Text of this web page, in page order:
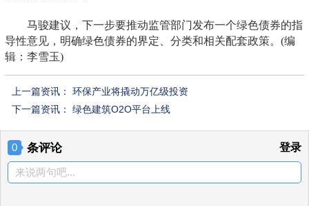
马骏建议，下一步要推动监管部门发布一个绿色债券的指
导性意见，明确绿色债券的界定、分类和相关配套政策。(编
辑：李雪玉)
上一篇资讯： 环保产业将撬动万亿级投资
下一篇资讯： 绿色建筑O2O平台上线
0 条评论 登录
来说两句吧...